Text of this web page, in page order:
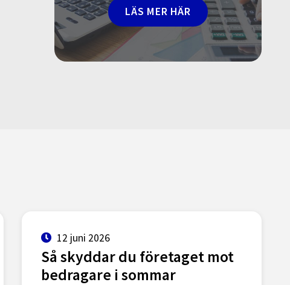
LÄS MER HÄR
12 juni 2026
Så skyddar du företaget mot
bedragare i sommar